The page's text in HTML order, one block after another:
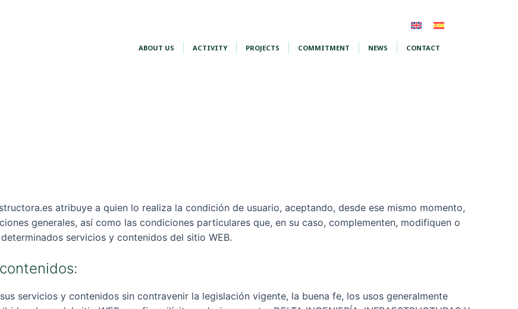
ABOUT US ACTIVITY PROJECTS COMMITMENT NEWS CONTACT
atribuye a quien lo realiza la condición de usuario, aceptando, desde ese mismo momento,
generales, así como las condiciones particulares que, en su caso, complementen, modifiquen o
servicios y contenidos del sitio WEB.
servicios y contenidos sin contravenir la legislación vigente, la buena fe, los usos generalmente